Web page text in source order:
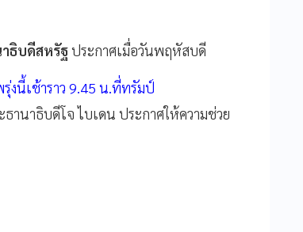
ธิบดีสหรัฐประกาศเมื่อวันพฤหัสบดี
งนี้เช้าราว 9.45 น.ที่ทรัมป์
านาธิบดีโจ ไบเดน ประกาศให้ความช่วย